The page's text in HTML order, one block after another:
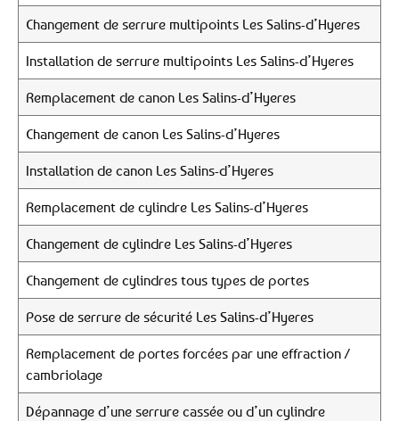
Changement de serrure multipoints Les Salins-d’Hyeres
Installation de serrure multipoints Les Salins-d’Hyeres
Remplacement de canon Les Salins-d’Hyeres
Changement de canon Les Salins-d’Hyeres
Installation de canon Les Salins-d’Hyeres
Remplacement de cylindre Les Salins-d’Hyeres
Changement de cylindre Les Salins-d’Hyeres
Changement de cylindres tous types de portes
Pose de serrure de sécurité Les Salins-d’Hyeres
Remplacement de portes forcées par une effraction /
cambriolage
Dépannage d’une serrure cassée ou d’un cylindre